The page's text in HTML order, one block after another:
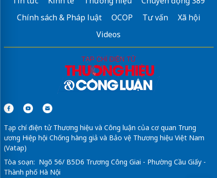
Thương hiệu
Videos
Tạp chí điện tử Thương hiệu và Công luận của cơ quan Trung
ương Hiệp hội Chống hàng giả và Bảo vệ Thương hiệu Việt Nam